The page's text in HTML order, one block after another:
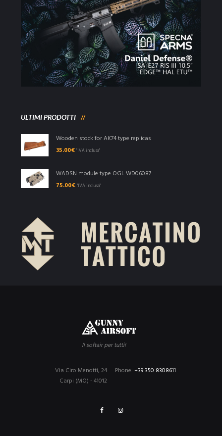
ULTIMI PRODOTTI
Wooden stock for AK74 type replicas
35.00€ "IVA inclusa"
WADSN module type OGL WD06087
75.00€ "IVA inclusa"
Il softair per tutti!
Phone: +39 350 8308611
Via Ciro Menotti, 24
Carpi (MO) - 41012